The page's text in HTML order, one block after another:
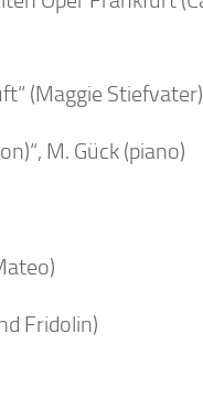
(Maggie Stiefvater)
M. Gück (piano)
Fridolin)